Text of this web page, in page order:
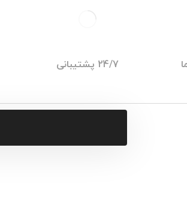
24/7 پشتیبانی